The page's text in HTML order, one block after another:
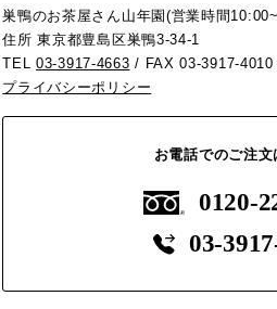
巣鴨のお茶屋さん山年園(営業時間
住所 東京都豊島区巣鴨3-34-1
TEL03-3917-4663 / FAX 03-3917-4010
プライバシーポリシー
お電話でのご注文
0120-
03-